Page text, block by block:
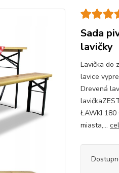
Sada
lavičky
Lavička do
lavice
Drevená
ŁAWKI 180
miasta,...